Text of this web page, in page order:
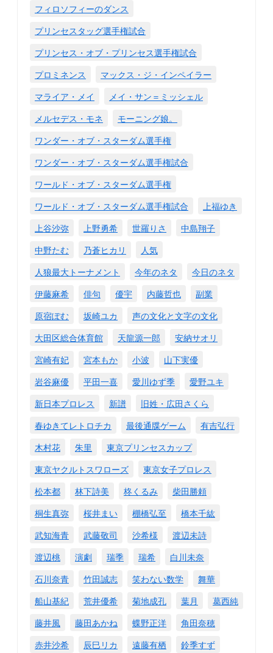
フィロソフィーのダンス
プリンセスタッグ選手権試合
プリンセス・オブ・プリンセス選手権試合
プロミネンス
マックス・ジ・インペイラー
マライア・メイ
メイ・サン＝ミッシェル
メルセデス・モネ
モーニング娘。
ワンダー・オブ・スターダム選手権
ワンダー・オブ・スターダム選手権試合
ワールド・オブ・スターダム選手権
ワールド・オブ・スターダム選手権試合
上福ゆき
上谷沙弥
上野勇希 世羅りさ
中島翔子
中野たむ
乃蒼ヒカリ
人気
人狼最大トーナメント
今年のネタ
今日のネタ
伊藤麻希
俳句 優宇 内藤哲也
副業
原宿ぽむ
坂崎ユカ
声の文化と文字の文化
大田区総合体育館
天龍源一郎
安納サオリ
宮崎有妃
宮本もか 小波
山下実優
岩谷麻優
平田一喜 愛川ゆず季
愛野ユキ
新日本プロレス
新譜
旧姓・広田さくら
春ゆきてレトロチカ
最後通牒ゲーム
有吉弘行
木村花
朱里
東京プリンセスカップ
東京ヤクルトスワローズ
東京女子プロレス
松本都
林下詩美 柊くるみ
柴田勝頼
桐生真弥
桜井まい 棚橋弘至
橋本千紘
武知海青
武藤敬司 沙希様
渡辺未詩
渡辺桃
演劇 瑞季 瑞希
白川未奈
石川奈青
竹田誠志 笑わない数学
舞華
船山基紀
荒井優希 菊地成孔 葉月
葛西純
藤井風
藤田あかね 蝶野正洋
角田奈穂
赤井沙希
辰巳リカ 遠藤有栖 鈴季すず